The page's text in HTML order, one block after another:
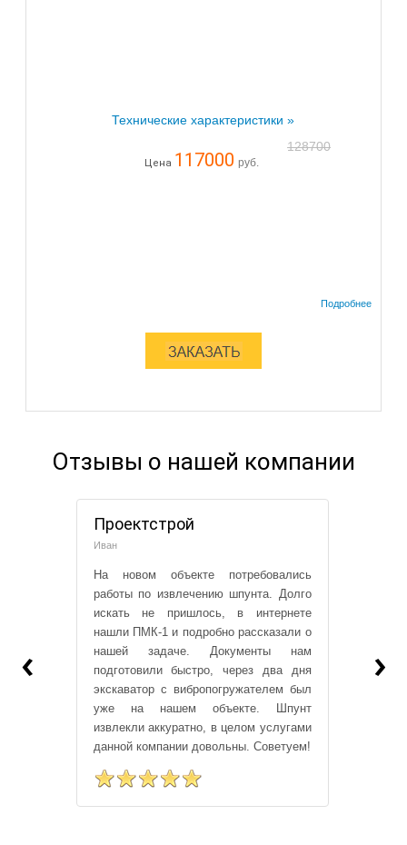
Технические характеристики »
128700
Цена 117000 руб.
Отзывы о нашей компании
Проектстрой
Иван
На новом объекте потребовались
работы по извлечению шпунта. Долго
искать не пришлось, в интернете
нашли ПМК-1 и подробно рассказали о
нашей задаче. Документы нам
подготовили быстро, через два дня
экскаватор с вибропогружателем был
уже на нашем объекте. Шпунт
извлекли аккуратно, в целом услугами
данной компании довольны. Советуем!
‹ ›